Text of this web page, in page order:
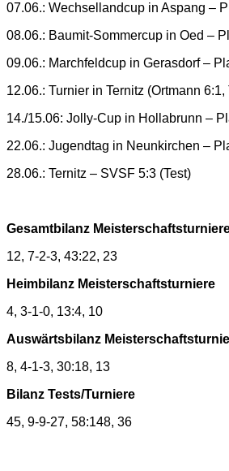
07.06.: Wechsellandcup in Aspang –
08.06.: Baumit-Sommercup in Oed –
09.06.: Marchfeldcup in Gerasdorf –
12.06.: Turnier in Ternitz (Ortmann 6:1,
14./15.06: Jolly-Cup in Hollabrunn –
22.06.: Jugendtag in Neunkirchen –
28.06.: Ternitz – SVSF 5:3 (Test)
Gesamtbilanz
12, 7-2-3, 43:22, 23
Heimbilanz Meisterschaftsturniere
4, 3-1-0, 13:4, 10
Auswärtsbilanz
8, 4-1-3, 30:18, 13
Bilanz Tests/Turniere
45, 9-9-27, 58:148, 36